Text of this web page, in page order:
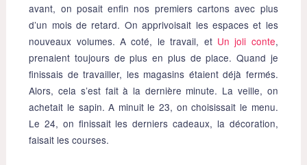
avant, on posait enfin nos premiers cartons avec plus
d’un mois de retard. On apprivoisait les espaces et les
nouveaux volumes. A coté, le travail, et Un joli conte,
prenaient toujours de plus en plus de place. Quand je
finissais de travailler, les magasins étaient déjà fermés.
Alors, cela s’est fait à la dernière minute. La veille, on
achetait le sapin. A minuit le 23, on choisissait le menu.
Le 24, on finissait les derniers cadeaux, la décoration,
faisait les courses.